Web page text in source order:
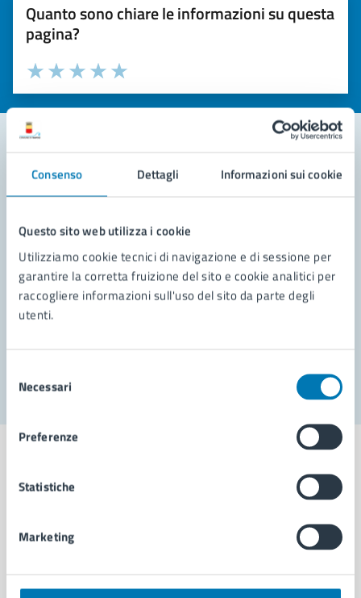
Consenso Dettagli Informazioni sui cookie
Questo sito web utilizza i cookie
Utilizziamo cookie tecnici di navigazione e di sessione per
garantire la corretta fruizione del sito e cookie analitici per
raccogliere informazioni sull'uso del sito da parte degli
utenti.
delNecessari
Preferenze
Statistiche
Marketing
Quanto sono chiare le informazioni su questa
pagina?
Valuta la chiarezza delle informazioni (da 1 a 5 stelle)
Seleziona il numero di stelle per valutare la chiarezza delle
Valuta 5 stelle su 5
Valuta 4 stelle su 5
Valuta 3 stelle su 5
Valuta 2 stelle su 5
Valuta 1 stelle su 5
Contatta il comune
Richiedi assistenza
Prenota appuntamento
Problemi in città
Aree amministrative